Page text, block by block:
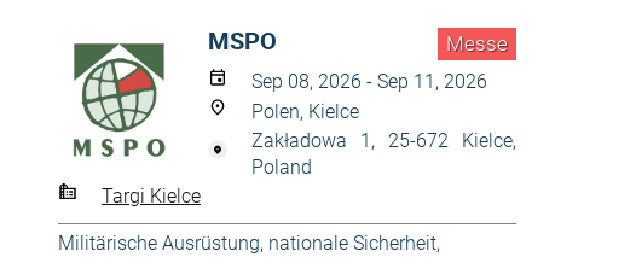
Messe
MSPO
Sep 08, 2026 - Sep 11, 2026
Polen, Kielce
Zakładowa 1, 25-672 Kielce,
Poland
Targi Kielce
Militärische Ausrüstung, nationale Sicherheit,